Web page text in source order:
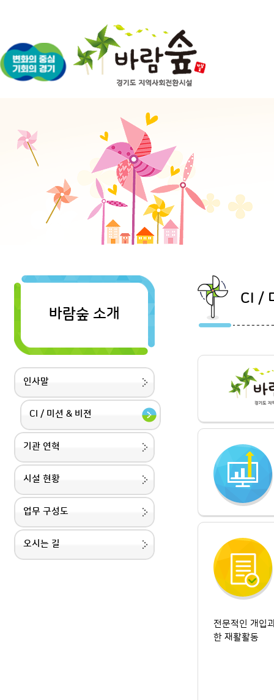
바람숲 소개
인사말
CI / 미션 & 비젼
기관 연혁
시설 현황
업무 구성도
오시는 길
CI /
전문적인 개입
한 재활활동